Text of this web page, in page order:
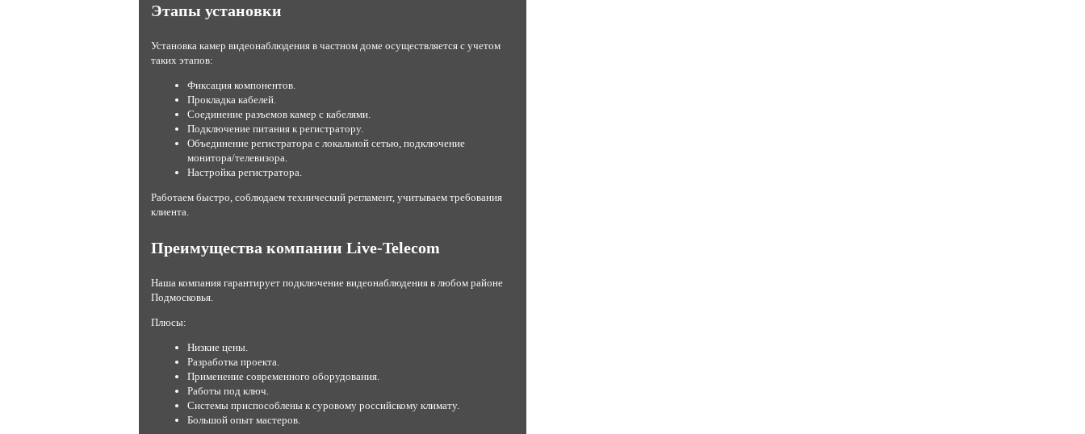
Этапы установки
Установка камер видеонаблюдения в частном доме осуществляется с учетом
таких этапов:
Фиксация компонентов.
Прокладка кабелей.
Соединение разъемов камер с кабелями.
Подключение питания к регистратору.
Объединение регистратора с локальной сетью, подключение
монитора/телевизора.
Настройка регистратора.
Работаем быстро, соблюдаем технический регламент, учитываем требования
клиента.
Преимущества компании Live-Telecom
Наша компания гарантирует подключение видеонаблюдения в любом районе
Подмосковья.
Плюсы:
Низкие цены.
Разработка проекта.
Применение современного оборудования.
Работы под ключ.
Системы приспособлены к суровому российскому климату.
Большой опыт мастеров.